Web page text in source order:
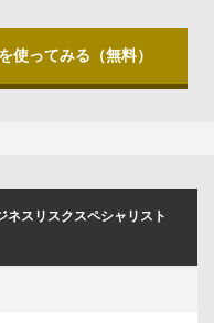
使ってみる（無料）
ネスリスクスペシャリスト